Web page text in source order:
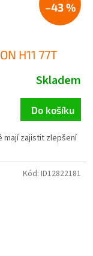
–43 %
H11 77T
Skladem
Do košíku
mají zajistit zlepšení
Kód: ID12822181